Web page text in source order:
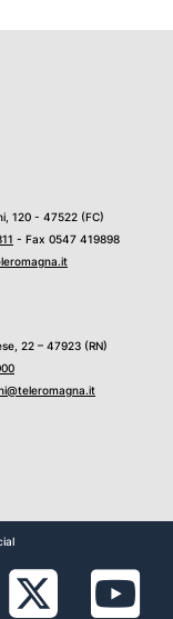
120 - 47522 (FC)
- Fax 0547 419898
22 – 47923 (RN)